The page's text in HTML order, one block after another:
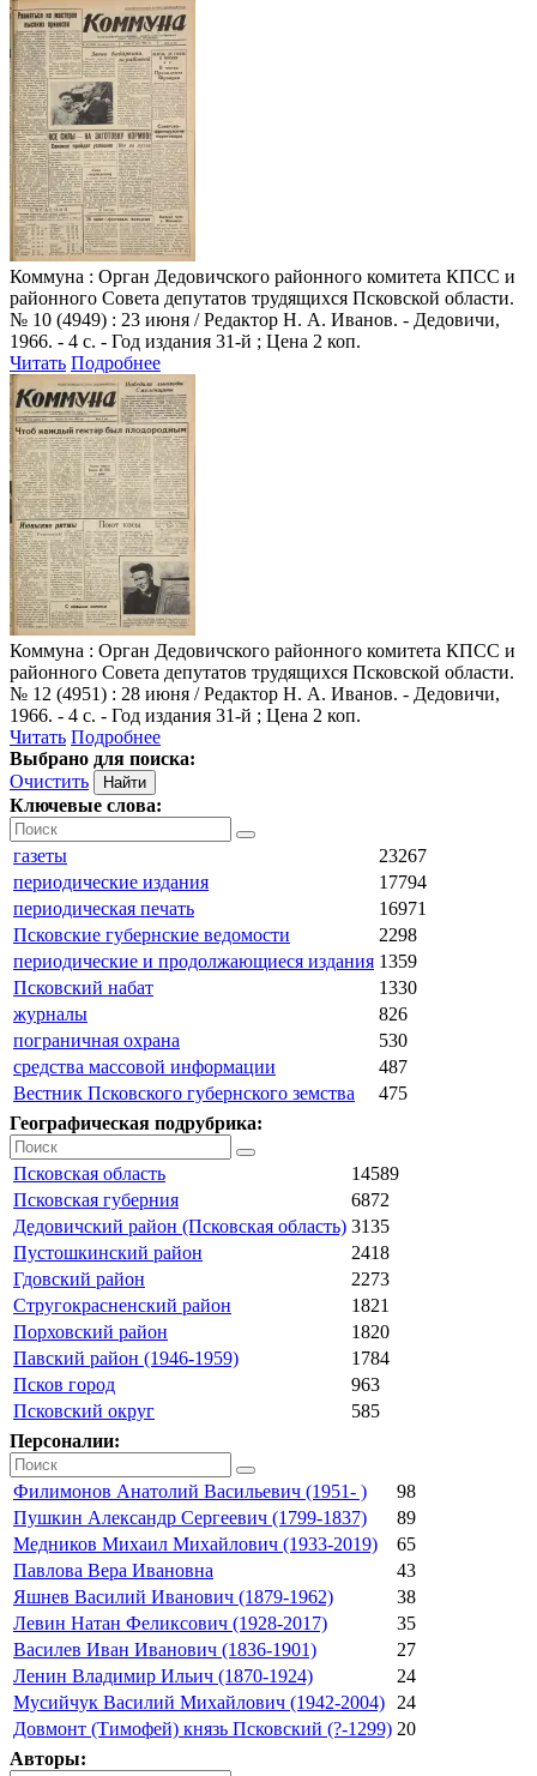
Коммуна : Орган Дедовичского районного комитета КПСС и
районного Совета депутатов трудящихся Псковской области.
№ 10 (4949) : 23 июня / Редактор Н. А. Иванов. - Дедовичи,
1966. - 4 с. - Год издания 31-й ; Цена 2 коп.
Читать Подробнее
Коммуна : Орган Дедовичского районного комитета КПСС и
районного Совета депутатов трудящихся Псковской области.
№ 12 (4951) : 28 июня / Редактор Н. А. Иванов. - Дедовичи,
1966. - 4 с. - Год издания 31-й ; Цена 2 коп.
Читать Подробнее
Выбрано для поиска:
Очистить
Ключевые слова:
газеты
23267
периодические издания
17794
периодическая печать
16971
Псковские губернские ведомости
2298
периодические и продолжающиеся издания 1359
Псковский набат
1330
журналы
826
пограничная охрана
530
средства массовой информации
487
Вестник Псковского губернского земства
475
Географическая подрубрика:
Псковская область
14589
Псковская губерния
6872
Дедовичский район (Псковская область) 3135
Пустошкинский район
2418
Гдовский район
2273
Стругокрасненский район
1821
Порховский район
1820
Павский район (1946-1959)
1784
Псков город
963
Псковский округ
585
Персоналии:
Филимонов Анатолий Васильевич (1951- )
98
Пушкин Александр Сергеевич (1799-1837)
89
Медников Михаил Михайлович (1933-2019)
65
Павлова Вера Ивановна
43
Яшнев Василий Иванович (1879-1962)
38
Левин Натан Феликсович (1928-2017)
35
Василев Иван Иванович (1836-1901)
27
Ленин Владимир Ильич (1870-1924)
24
Мусийчук Василий Михайлович (1942-2004)
24
Довмонт (Тимофей) князь Псковский (?-1299) 20
Авторы: